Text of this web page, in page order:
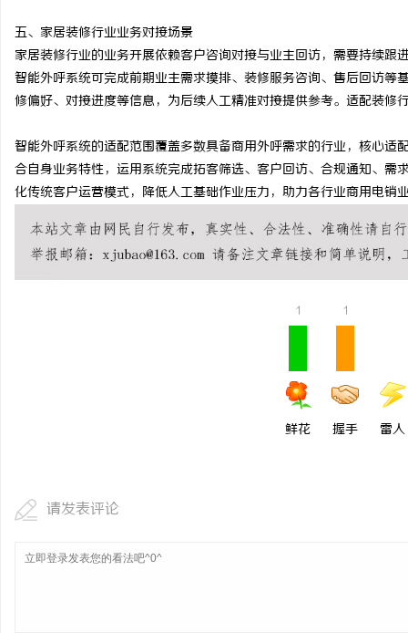
五、家居装修行业业务对接场景
家居装修行业的业务开展依赖客户咨询对接与业主回访，需要持续跟
智能外呼系统可完成前期业主需求摸排、装修服务咨询、售后回访
修偏好、对接进度等信息，为后续人工精准对接提供参考。适配装
智能外呼系统的适配范围覆盖多数具备商用外呼需求的行业，核心
合自身业务特性，运用系统完成拓客筛选、客户回访、合规通知、
化传统客户运营模式，降低人工基础作业压力，助力各行业商用电销
1
鲜花
1
握手 雷人
请发表评论